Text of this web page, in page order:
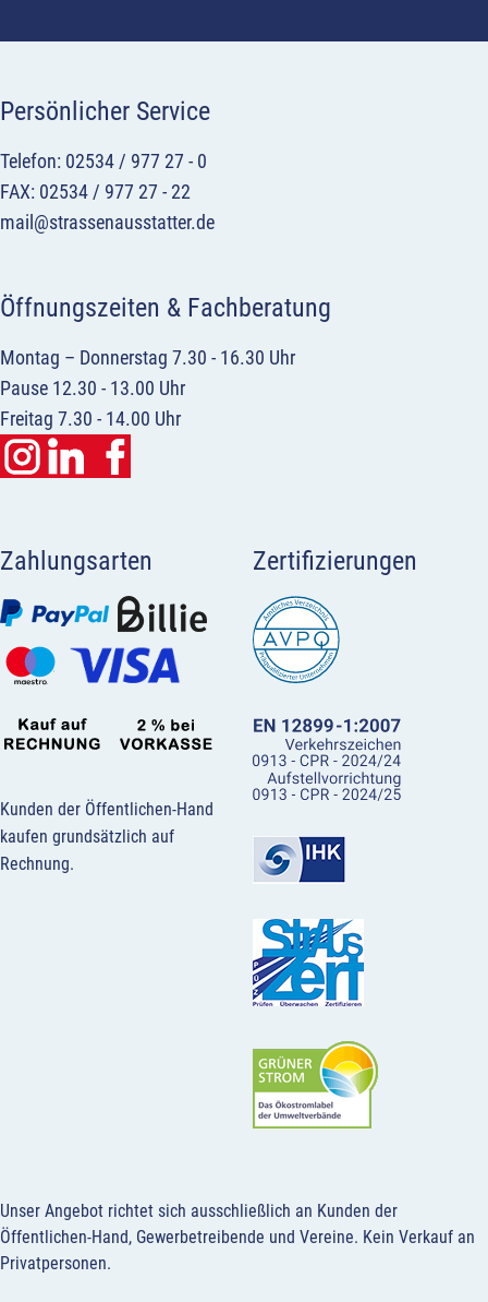
Persönlicher Service
Telefon: 02534 / 977 27 - 0
FAX: 02534 / 977 27 - 22
mail@strassenausstatter.de
Öffnungszeiten & Fachberatung
Montag – Donnerstag 7.30 - 16.30 Uhr
Pause 12.30 - 13.00 Uhr
Freitag 7.30 - 14.00 Uhr
Zahlungsarten
Kunden der Öffentlichen-Hand
kaufen grundsätzlich auf
Rechnung.
Zertifizierungen
Unser Angebot richtet sich ausschließlich an Kunden der
Öffentlichen-Hand, Gewerbetreibende und Vereine. Kein Verkauf an
Privatpersonen.